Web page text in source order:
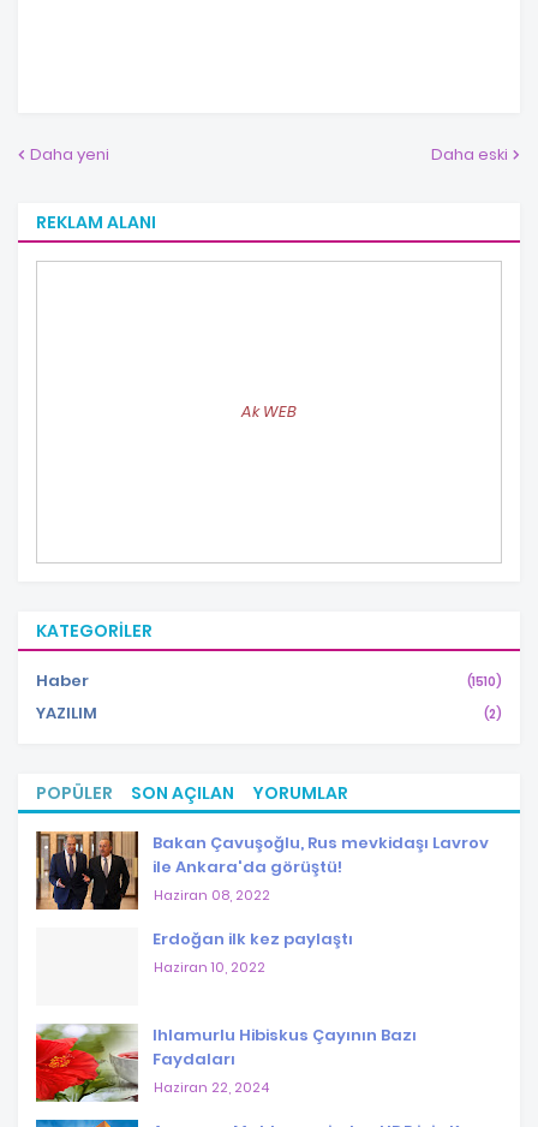
Daha yeni Daha eski
REKLAM ALANI
Ak WEB
KATEGORILER
Haber (1510)
YAZILIM (2)
POPÜLER SON AÇILAN YORUMLAR
Bakan Çavuşoğlu, Rus mevkidaşı Lavrov
ile Ankara'da görüştü!
Haziran 08, 2022
Erdoğan ilk kez paylaştı
Haziran 10, 2022
Ihlamurlu Hibiskus Çayının Bazı
Faydaları
Haziran 22, 2024